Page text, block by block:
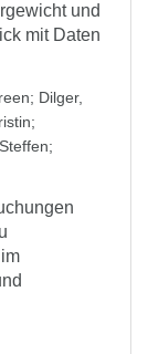
und
mit Daten
; Dilger,
;
;